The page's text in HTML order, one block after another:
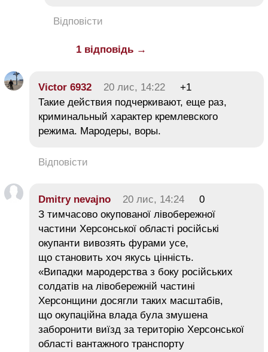
Відповісти
1 відповідь →
Victor 6932 20 лис, 14:22
+1
Такие действия подчеркивают, еще раз,
криминальный характер кремлевского
режима. Мародеры, воры.
Відповісти
Dmitry nevajno 20 лис, 14:24
0
З тимчасово окупованої лівобережної
частини Херсонської області російські
окупанти вивозять фурами усе,
що становить хоч якусь цінність.
«Випадки мародерства з боку російських
солдатів на лівобережній частині
Херсонщини досягли таких масштабів,
що окупаційна влада була змушена
заборонити виїзд за територію Херсонської
області вантажного транспорту